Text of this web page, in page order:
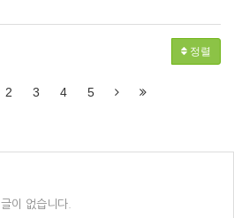
정렬
2 3 4 5
글이 없습니다.